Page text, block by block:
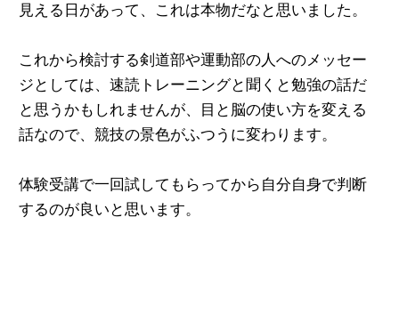
見える日があって、これは本物だなと思いました。
これから検討する剣道部や運動部の人へのメッセー
ジとしては、速読トレーニングと聞くと勉強の話だ
と思うかもしれませんが、目と脳の使い方を変える
話なので、競技の景色がふつうに変わります。
体験受講で一回試してもらってから自分自身で判断
するのが良いと思います。